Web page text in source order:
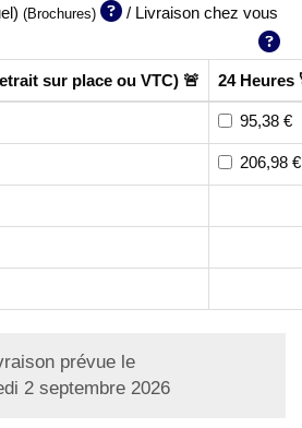
(Brochures) / Livraison chez vous
sur place ou VTC) 🚨 24 Heures
95,38 €
206,98 €
prévue le
2 septembre 2026